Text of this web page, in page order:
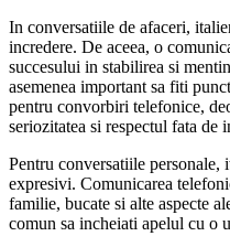
In conversatiile de afaceri,
incredere. De aceea, o
succesului in stabilirea si
asemenea important sa fiti
pentru convorbiri telefonice,
seriozitatea si respectul fata de
Pentru conversatiile personale,
expresivi. Comunicarea
familie, bucate si alte aspecte
comun sa incheiati apelul cu o